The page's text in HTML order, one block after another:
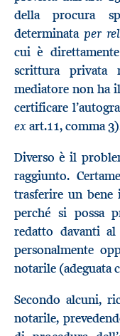
della procura
determinata per
cui è
scrittura privata
mediatore non ha
certificare
exart.11, comma
Diverso è il
raggiunto.
trasferire un bene
perché si possa
redatto davanti
personalmente
notarile (adeguata
Secondo alcuni,
notarile,